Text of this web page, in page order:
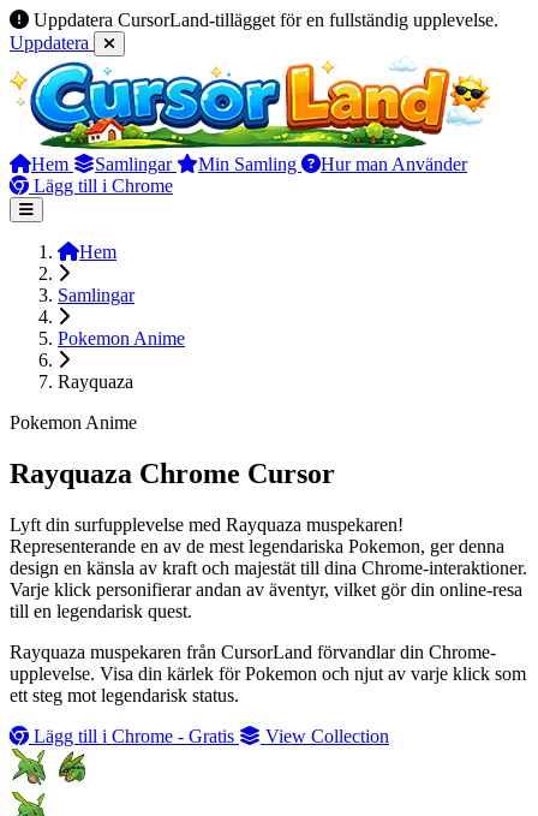
Uppdatera CursorLand-tillägget för en fullständig upplevelse.
Uppdatera
Hem Samlingar Min Samling
Hur man Använder
Lägg till i Chrome
Hem
Samlingar
Pokemon Anime
Rayquaza
Pokemon Anime
Rayquaza Chrome Cursor
Lyft din surfupplevelse med Rayquaza muspekaren!
Representerande en av de mest legendariska Pokemon, ger denna
design en känsla av kraft och majestät till dina Chrome-interaktioner.
Varje klick personifierar andan av äventyr, vilket gör din online-resa
till en legendarisk quest.
Rayquaza muspekaren från CursorLand förvandlar din Chrome-
upplevelse. Visa din kärlek för Pokemon och njut av varje klick som
ett steg mot legendarisk status.
Lägg till i Chrome - Gratis
View Collection